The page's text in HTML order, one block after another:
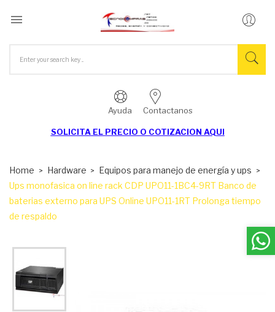

Ayuda Contactanos
SOLICITA EL PRECIO O COTIZACION AQUI
Home Hardware
Equipos para manejo de energía y ups
Ups monofasica on line rack CDP UPO11-1BC4-9RT Banco de
baterias externo para UPS Online UPO11-1RT Prolonga tiempo
de respaldo